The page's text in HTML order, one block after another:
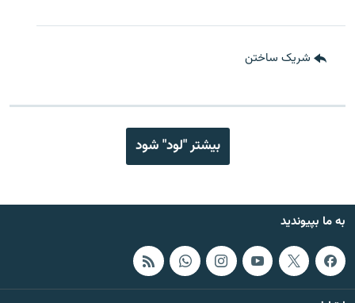
شریک ساختن
بیشتر "لود" شود
به ما بپیوندید